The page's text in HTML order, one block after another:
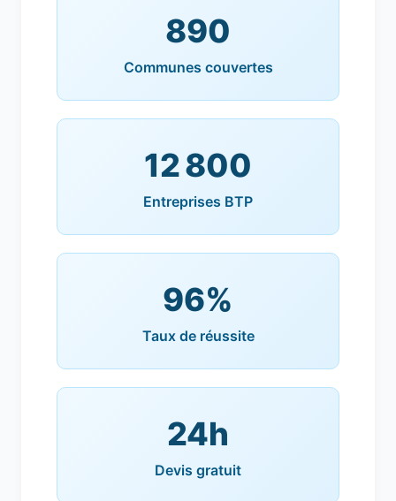
890
Communes couvertes
12 800
Entreprises BTP
96%
Taux de réussite
24h
Devis gratuit